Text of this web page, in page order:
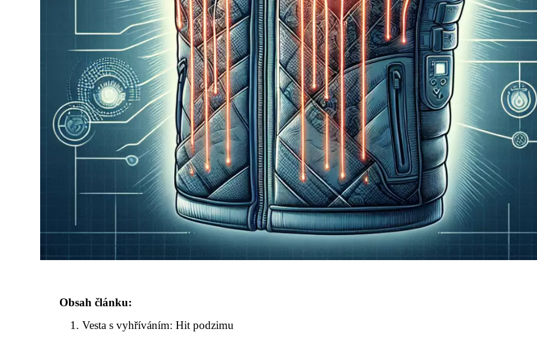
Obsah článku:
Vesta s vyhříváním: Hit podzimu